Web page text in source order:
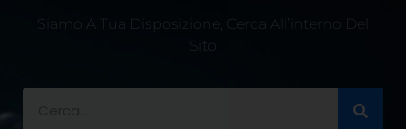
Siamo A Tua Disposizione, Cerca All’interno Del
Sito